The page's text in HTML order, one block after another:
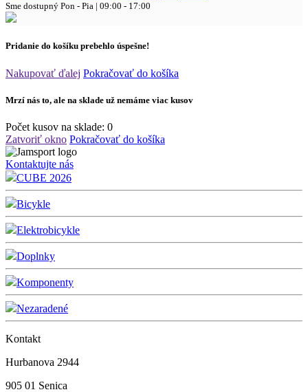
Sme dostupný Pon - Pia | 09:00 - 17:00
Pridanie do košíku prebehlo úspešne!
Nakupovať ďalej Pokračovať do košíka
Mrzí nás to, ale na sklade už nemáme viac kusov
Počet kusov na sklade: 0
Zatvoriť okno Pokračovať do košíka
Kontaktujte nás
CUBE 2026
Bicykle
Elektrobicykle
Doplnky
Komponenty
Nezaradené
Kontakt
Hurbanova 2944
905 01 Senica